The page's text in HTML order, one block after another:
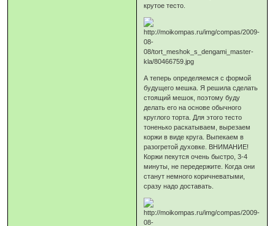
крутое тесто.
А теперь определяемся с формой
будущего мешка. Я решила сделать
стоящий мешок, поэтому буду
делать его на основе обычного
круглого торта. Для этого тесто
тоненько раскатываем, вырезаем
коржи в виде круга. Выпекаем в
разогретой духовке. ВНИМАНИЕ!
Коржи пекутся очень быстро, 3-4
минуты, не передержите. Когда они
станут немного коричневатыми,
сразу надо доставать.